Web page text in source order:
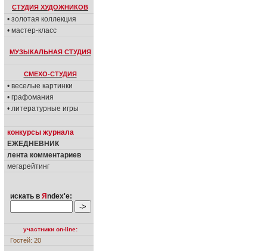
СТУДИЯ ХУДОЖНИКОВ
• золотая коллекция
• мастер-класс
МУЗЫКАЛЬНАЯ СТУДИЯ
СМЕХО-СТУДИЯ
• веселые картинки
• графомания
• литературные игры
конкурсы журнала
ЕЖЕДНЕВНИК
лента комментариев
мегарейтинг
искать в Я ndex'е:
участники on-line:
Гостей: 20